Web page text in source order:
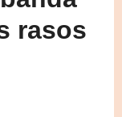
rasos